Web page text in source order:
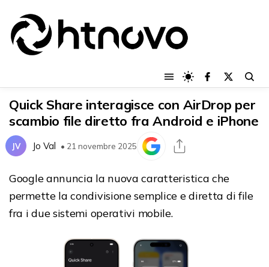
Quick Share interagisce con AirDrop per
scambio file diretto fra Android e iPhone
JV Jo Val • 21 novembre 2025
Google annuncia la nuova caratteristica che
permette la condivisione semplice e diretta di file
fra i due sistemi operativi mobile.